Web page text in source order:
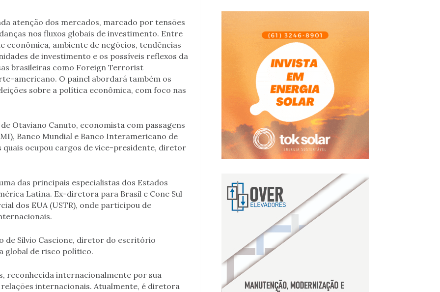
atenção dos mercados, marcado por tensões
nos fluxos globais de investimento. Entre
econômica, ambiente de negócios, tendências
de investimento e os possíveis reflexos da
brasileiras como Foreign Terrorist
americano. O painel abordará também os
sobre a política econômica, com foco nas
Otaviano Canuto, economista com passagens
Banco Mundial e Banco Interamericano de
quais ocupou cargos de vice-presidente, diretor
das principais especialistas dos Estados
Latina. Ex-diretora para Brasil e Cone Sul
dos EUA (USTR), onde participou de
de Silvio Cascione, diretor do escritório
global de risco político.
reconhecida internacionalmente por sua
internacionais. Atualmente, é diretora